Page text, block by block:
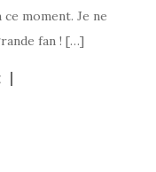
moment. Je ne
fan ! […]